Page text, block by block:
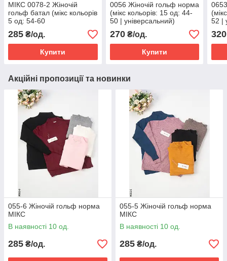
МІКС 0078-2 Жіночій
гольф батал (мікс кольорів
5 од: 54-60
універсальний)
285 ₴/од.
Купити
0056 Жіночій гольф норма
(мікс кольорів: 15 од: 44-
50 | універсальний)
270₴/од.
Купити
52 |
320
Акційні пропозиції та новинки
055-6 Жіночій гольф норма
МІКС
В наявності 10 од.
285 ₴/од.
055-5 Жіночій гольф норма
МІКС
В наявності 10 од.
285 ₴/од.